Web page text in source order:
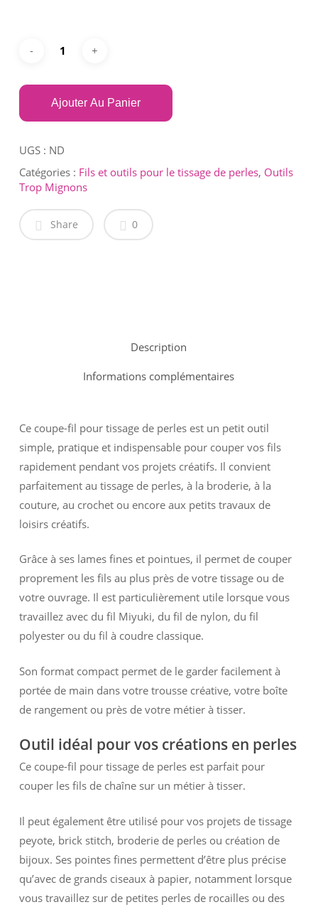
Ajouter Au Panier
UGS : ND
Catégories : Fils et outils pour le tissage de perles, Outils
Trop Mignons
Share 0
Description
Informations complémentaires
Ce coupe-fil pour tissage de perles est un petit outil
simple, pratique et indispensable pour couper vos fils
rapidement pendant vos projets créatifs. Il convient
parfaitement au tissage de perles, à la broderie, à la
couture, au crochet ou encore aux petits travaux de
loisirs créatifs.
Grâce à ses lames fines et pointues, il permet de couper
proprement les fils au plus près de votre tissage ou de
votre ouvrage. Il est particulièrement utile lorsque vous
travaillez avec du fil Miyuki, du fil de nylon, du fil
polyester ou du fil à coudre classique.
Son format compact permet de le garder facilement à
portée de main dans votre trousse créative, votre boîte
de rangement ou près de votre métier à tisser.
Outil idéal pour vos créations en perles
Ce coupe-fil pour tissage de perles est parfait pour
couper les fils de chaîne sur un métier à tisser.
Il peut également être utilisé pour vos projets de tissage
peyote, brick stitch, broderie de perles ou création de
bijoux. Ses pointes fines permettent d’être plus précise
qu’avec de grands ciseaux à papier, notamment lorsque
vous travaillez sur de petites perles de rocailles ou des